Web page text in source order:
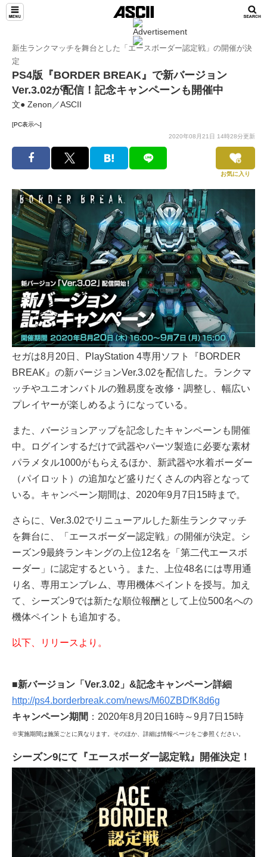
新生ランクマッチを舞台とした「エースボーダー認定戦」の開催が決
定
PS4版『BORDER BREAK』で新バージョン
Ver.3.02が配信！記念キャンペーンも開催中
文● Zenon／ASCII
[PC表示へ]
2020年08月21日 14時28分更新
お気に入り
セガは8月20日、PlayStation 4専用ソフト『BORDER
BREAK』の新バージョンVer.3.02を配信した。ランクマ
ッチやユニオンバトルの難易度を改修・調整し、幅広い
プレイヤーが楽しめるようになっている。
また、バージョンアップを記念したキャンペーンも開催
中。ログインするだけで武器やパーツ製造に必要な素材
パラメタル1000がもらえるほか、新武器や水着ボーダー
（パイロット）の追加など盛りだくさんの内容となって
いる。キャンペーン期間は、2020年9月7日15時まで。
さらに、Ver.3.02でリニューアルした新生ランクマッチ
を舞台に、「エースボーダー認定戦」の開催が決定。シ
ーズン9最終ランキングの上位12名を「第二代エースボ
ーダー」に認定するという。また、上位48名には専用通
り名、専用エンブレム、専用機体ペイントを授与。加え
て、シーズン9では新たな順位報酬として上位500名への
機体ペイントも追加する。
以下、リリースより。
■新バージョン「Ver.3.02」&記念キャンペーン詳細
http://ps4.borderbreak.com/news/M60ZBDfK8d6g
キャンペーン期間 ：2020年8月20日16時～9月7日15時
※実施期間は施策ごとに異なります。そのほか、詳細は情報ページをご参照ください。
シーズン9にて『エースボーダー認定戦』開催決定！